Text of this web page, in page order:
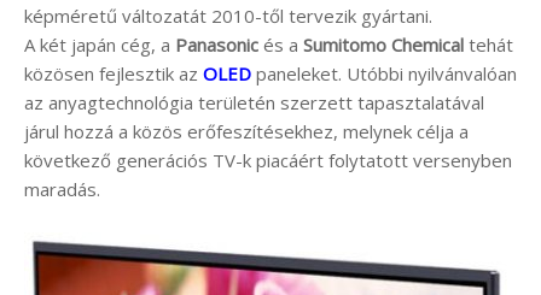
képméretű változatát 2010-től tervezik gyártani.
A két japán cég, a Panasonic és a Sumitomo Chemical tehát
közösen fejlesztik az OLED paneleket. Utóbbi nyilvánvalóan
az anyagtechnológia területén szerzett tapasztalatával
járul hozzá a közös erőfeszítésekhez, melynek célja a
következő generációs TV-k piacáért folytatott versenyben
maradás.